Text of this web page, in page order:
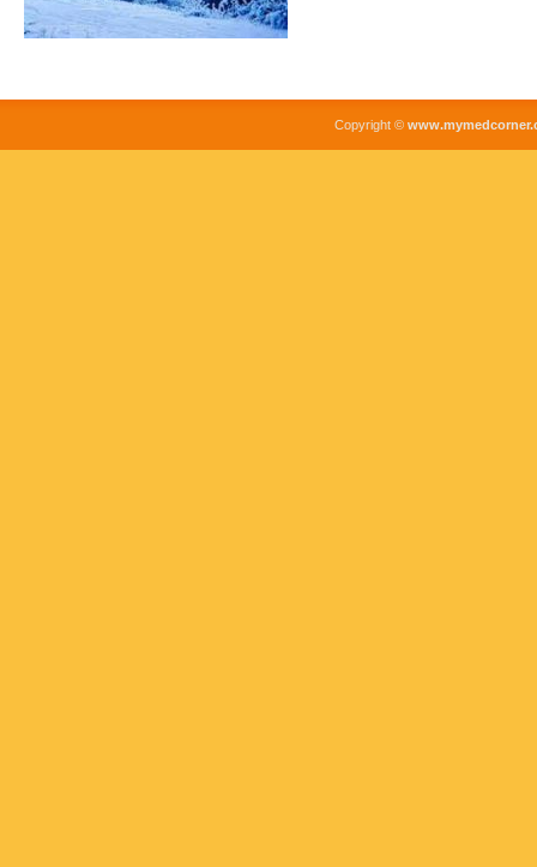
Copyright ©